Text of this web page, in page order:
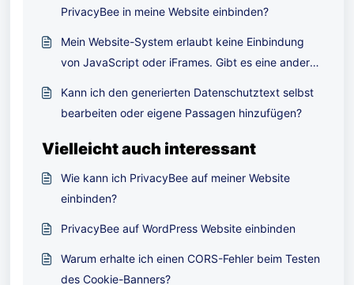
PrivacyBee in meine Website einbinden?
Mein Website-System erlaubt keine Einbindung
von JavaScript oder iFrames. Gibt es eine andere
PrivacyBee einzubinden?
Kann ich den generierten Datenschutztext selbst
bearbeiten oder eigene Passagen hinzufügen?
Vielleicht auch interessant
Wie kann ich PrivacyBee auf meiner Website
einbinden?
PrivacyBee auf WordPress Website einbinden
Warum erhalte ich einen CORS-Fehler beim Testen
des Cookie-Banners?